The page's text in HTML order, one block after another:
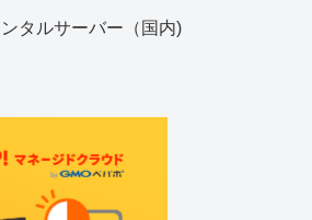
タルサーバー（国内)